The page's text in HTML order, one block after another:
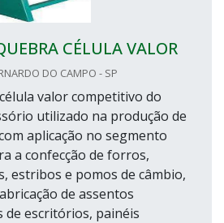
CÉLULA VALOR
DO CAMPO - SP
valor competitivo do
utilizado na produção de
aplicação no segmento
a confecção de forros,
estribos e pomos de câmbio,
de assentos
de escritórios, painéis